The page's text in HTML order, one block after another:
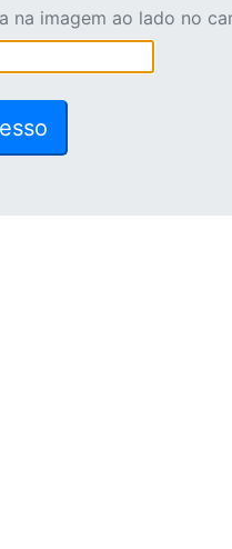
na imagem ao lado no